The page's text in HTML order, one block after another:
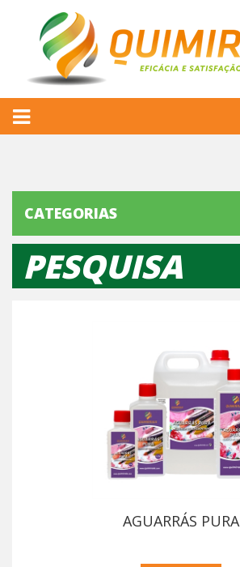
CATEGORIAS
PESQUISA
AGUARRÁS PURA